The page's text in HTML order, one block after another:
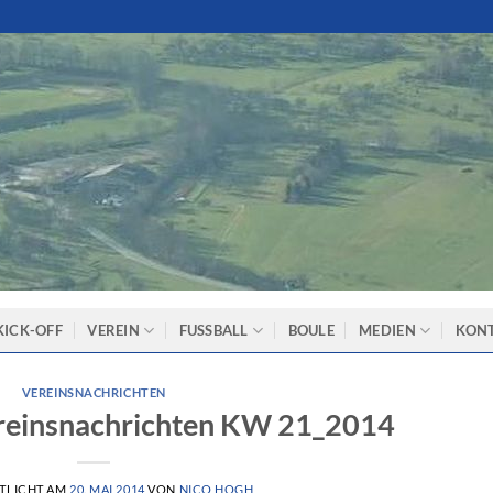
OFF VEREIN FUSSBALL BOULE MEDIEN
VEREINSNACHRICHTEN
KW 21_2014
AM 20. MAI 2014VON NICO HOGH